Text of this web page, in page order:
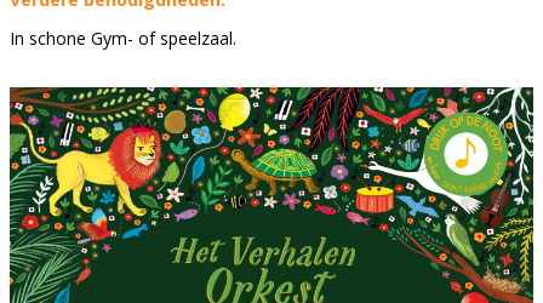
In schone Gym- of speelzaal.